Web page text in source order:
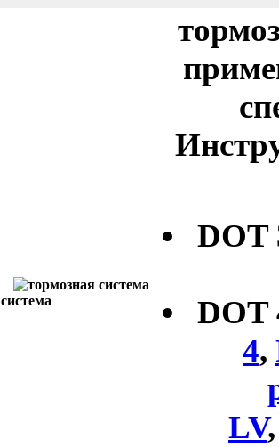
система
4,
LV